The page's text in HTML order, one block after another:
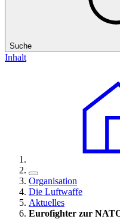
Suche
Inhalt
Organisation
Die Luftwaffe
Aktuelles
Eurofighter zur